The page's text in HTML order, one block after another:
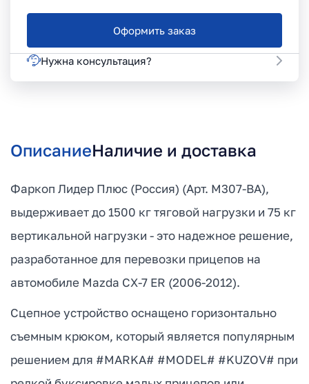
Оформить заказ
Нужна консультация?
ОписаниеНаличие и доставка
Фаркоп Лидер Плюс (Россия) (Арт. M307-BA),
выдерживает до 1500 кг тяговой нагрузки и 75 кг
вертикальной нагрузки - это надежное решение,
разработанное для перевозки прицепов на
автомобиле Mazda CX-7 ER (2006-2012).
Сцепное устройство оснащено горизонтально
съемным крюком, который является популярным
решением для #MARKA# #MODEL# #KUZOV# при